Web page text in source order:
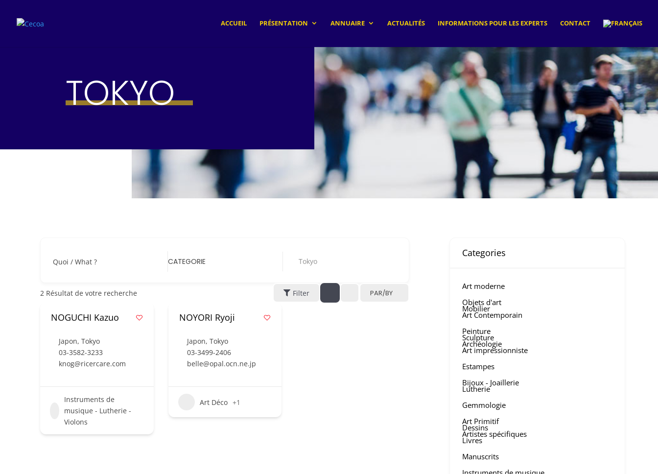
ACCUEIL PRÉSENTATION ANNUAIRE ACTUALITÉS INFORMATIONS POUR LES EXPERTS CONTACT
TOKYO
Quoi / What ? CATEGORIE Tokyo
2 Résultat de votre recherche Filter PAR/BY
NOGUCHI Kazuo
Japon,Tokyo
03-3582-3233
knog@ricercare.com
Instruments de
musique - Lutherie -
Violons
NOYORI Ryoji
Japon, Tokyo
03-3499-2406
belle@opal.ocn.ne.jp
Art Déco +1
Categories
Art moderne
Objets d'art
Mobilier
Art Contemporain
Peinture
Sculpture
Archéologie
Art impressionniste
Estampes
Bijoux - Joaillerie
Lutherie
Gemmologie
Art Primitif
Dessins
Artistes spécifiques
Livres
Manuscrits